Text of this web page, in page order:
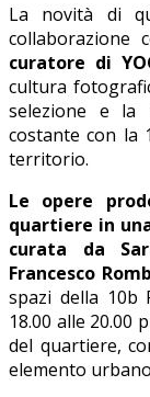
La novità di
collaborazione
curatore di
cultura
selezione e la
costante con la
territorio.
Le opere
quartiere in
curata da
Francesco
spazi della 10b
18.00 alle 20.00
del quartiere,
elemento